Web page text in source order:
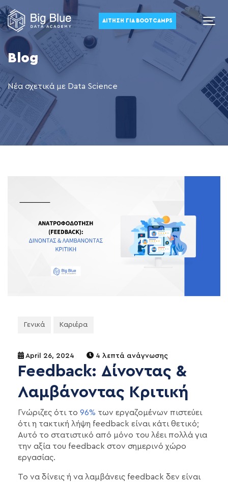
ΑΊΤΗΣΗ ΓΙΑ BOOTCAMPS
Blog
Νέα σχετικά με Data Science
Γενικά Καριέρα
April 26, 2024 4 λεπτά ανάγνωσης
Feedback: Δίνοντας &
Λαμβάνοντας Κριτική
Γνώριζες ότι το 96% των εργαζομένων πιστεύει
ότι η τακτική λήψη feedback είναι κάτι θετικό;
Αυτό το στατιστικό από μόνο του λέει πολλά για
την αξία του feedback στον σημερινό χώρο
εργασίας.
Το να δίνεις ή να λαμβάνεις feedback δεν είναι